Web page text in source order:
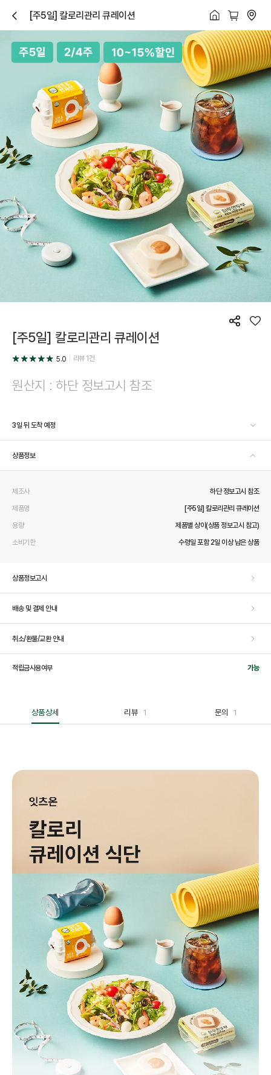
닫
기
[주5일] 칼로리관리 큐레이션
공
좋
[주5일] 칼로리관리 큐레이션
5.0 리뷰1건
원산지 : 하단 정보고시 참조
3일 뒤 도착 예정
상품정보
제조사
하단 정보고시 참조
제품명
[주5일] 칼로리관리 큐레이션
용량
제품별 상이(상품 정보고시 참고)
소비기한
수령일 포함 2일 이상 남은 상품
상품정보고시
배송 및 결제 안내
취소/환불/교환 안내
적립금사용여부 가능
상품상세 리뷰 1 문의 1